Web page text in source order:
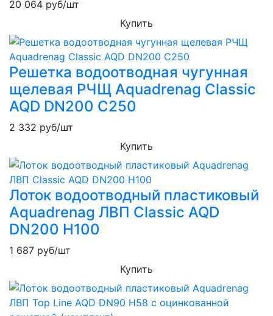
20 064 руб/шт
Купить
Решетка водоотводная чугунная
щелевая РЧЩ Aquadrenag Classic
AQD DN200 C250
2 332 руб/шт
Купить
Лоток водоотводный пластиковый
Aquadrenag ЛВП Classic AQD
DN200 H100
1 687 руб/шт
Купить